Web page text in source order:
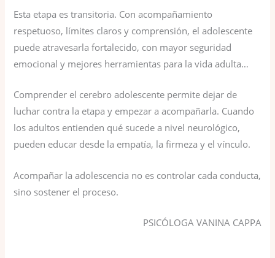
Esta etapa es transitoria. Con acompañamiento
respetuoso, límites claros y comprensión, el adolescente
puede atravesarla fortalecido, con mayor seguridad
emocional y mejores herramientas para la vida adulta…
Comprender el cerebro adolescente permite dejar de
luchar contra la etapa y empezar a acompañarla. Cuando
los adultos entienden qué sucede a nivel neurológico,
pueden educar desde la empatía, la firmeza y el vínculo.
Acompañar la adolescencia no es controlar cada conducta,
sino sostener el proceso.
PSICÓLOGA VANINA CAPPA